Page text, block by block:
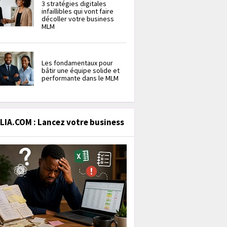
3 stratégies digitales
infaillibles qui vont faire
décoller votre business
MLM
Les fondamentaux pour
bâtir une équipe solide et
performante dans le MLM
: Lancez votre business